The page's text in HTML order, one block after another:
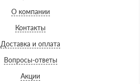
О компании
Контакты
Доставка и оплата
Вопросы-ответы
Акции